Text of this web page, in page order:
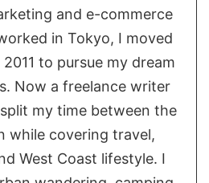
and e-commerce
in Tokyo, I moved
to pursue my dream
Now a freelance writer
my time between the
while covering travel,
West Coast lifestyle. I